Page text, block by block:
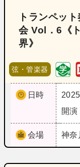
トランペッ
会 Vol．6《
界》
弦・管楽器
日時
開
会場 神奈